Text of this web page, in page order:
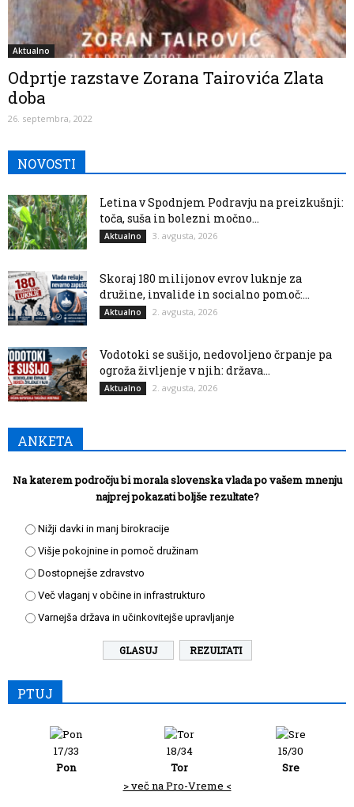
Aktualno
Odprtje razstave Zorana Tairovića Zlata
doba
26. septembra, 2022
NOVOSTI
Letina v Spodnjem Podravju na preizkušnji:
toča, suša in bolezni močno...
Aktualno 3. avgusta, 2026
Skoraj 180 milijonov evrov luknje za
družine, invalide in socialno pomoč:...
Aktualno 2. avgusta, 2026
Vodotoki se sušijo, nedovoljeno črpanje pa
ogroža življenje v njih: država...
Aktualno 2. avgusta, 2026
ANKETA
Na katerem področju bi morala slovenska vlada po vašem mnenju
najprej pokazati boljše rezultate?
Nižji davki in manj birokracije
Višje pokojnine in pomoč družinam
Dostopnejše zdravstvo
Več vlaganj v občine in infrastrukturo
Varnejša država in učinkovitejše upravljanje
REZULTATI
PTUJ
17/33
Pon
18/34
Tor
15/30
Sre
> več na Pro-Vreme <